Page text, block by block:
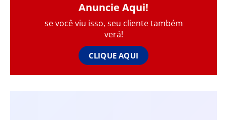
Anuncie Aqui!
se você viu isso, seu cliente também
verá!
CLIQUE AQUI